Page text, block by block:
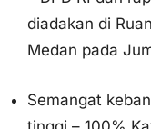
Medan pada
tinggi – 100%
dinyatakan